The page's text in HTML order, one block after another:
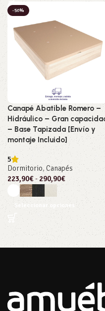
-50%
Canapé Abatible Romero –
Hidráulico – Gran
– Base Tapizada [Envío y
montaje Incluido]
5
Dormitorio, Canapés
223,90€- 290,90€
Seleccionar opciones